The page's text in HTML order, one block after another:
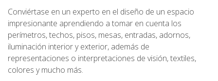
Conviértase en un experto en el diseño de un espacio
impresionante aprendiendo a tomar en cuenta los
perímetros, techos, pisos, mesas, entradas, adornos,
iluminación interior y exterior, además de
representaciones o interpretaciones de visión, textiles,
colores y mucho más.